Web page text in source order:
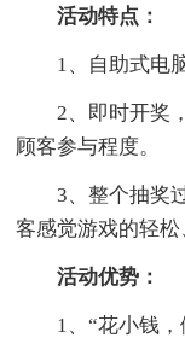
活动特点：
1、自助式电
2、即时开奖
顾客参与程度。
3、整个抽奖
客感觉游戏的轻
活动优势：
1、“花小钱